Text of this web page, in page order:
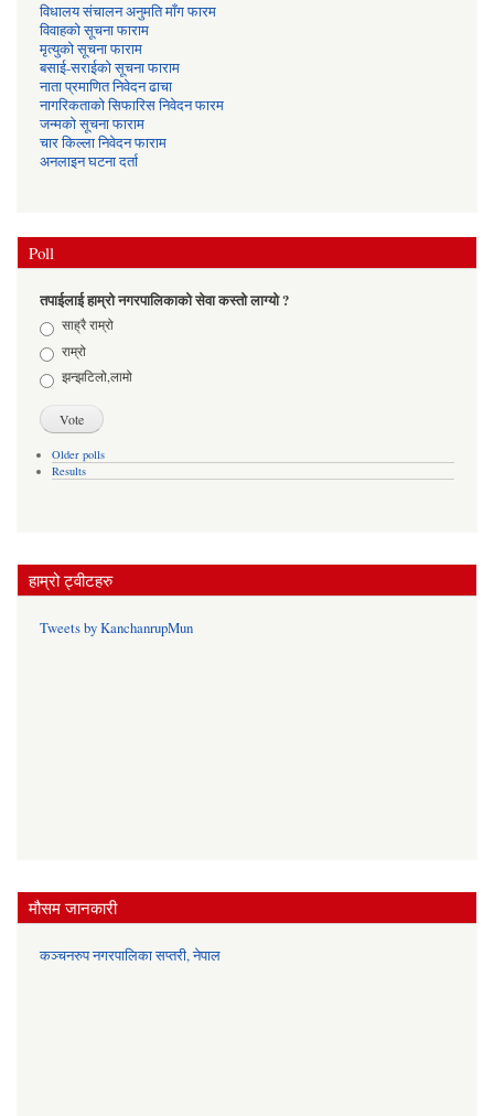
विधालय संचालन अनुमति माँग फारम
विवाहको सूचना फाराम
मृत्युको सूचना फाराम
बसाई-सराईको सूचना फाराम
नाता प्रमाणित निवेदन ढाचा
नागरिकताको सिफारिस निवेदन फारम
जन्मको सूचना फाराम
चार किल्ला निवेदन फाराम
अनलाइन घटना दर्ता
Poll
तपाईलाई हाम्रो नगरपालिकाको सेवा कस्तो लाग्यो ?
Choicesसाह्रै राम्रो
राम्रो
झन्झटिलो,लामो
Older polls
Results
हाम्रो ट्वीटहरु
Tweets by KanchanrupMun
मौसम जानकारी
कञ्चनरुप नगरपालिका सप्तरी, नेपाल